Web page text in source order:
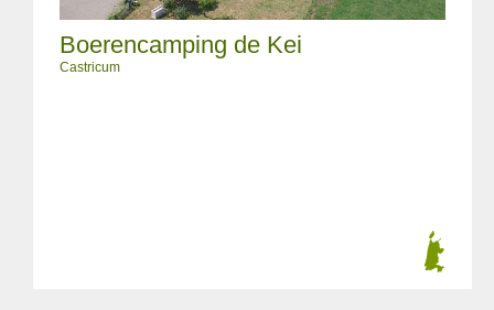
Boerencamping de Kei
Castricum